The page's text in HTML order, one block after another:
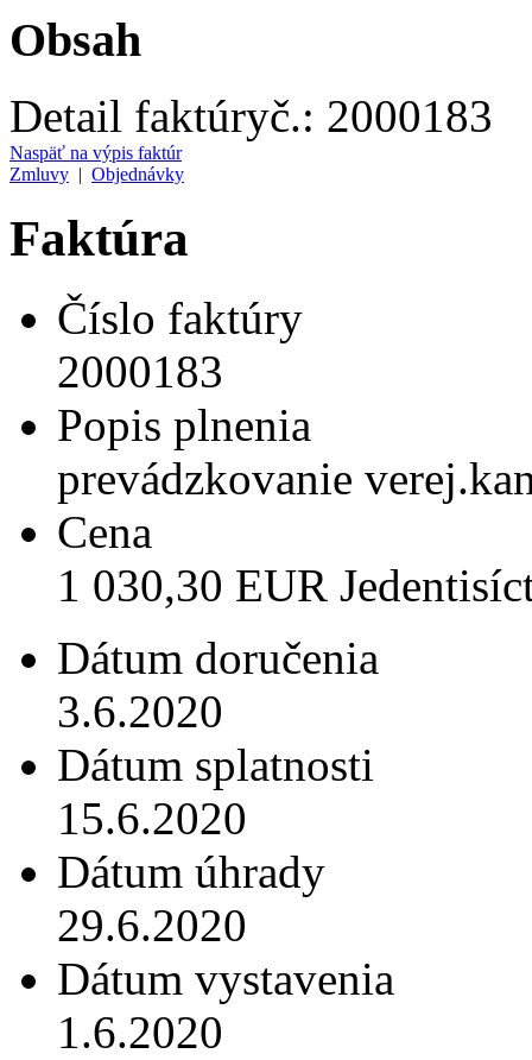
Obsah
Detail faktúryč.: 2000183
Naspäť na výpis faktúr
Zmluvy | Objednávky
Faktúra
Číslo faktúry
2000183
Popis plnenia
prevádzkovanie
Cena
1 030,30 EUR
Dátum doručenia
3.6.2020
Dátum splatnosti
15.6.2020
Dátum úhrady
29.6.2020
Dátum vystavenia
1.6.2020